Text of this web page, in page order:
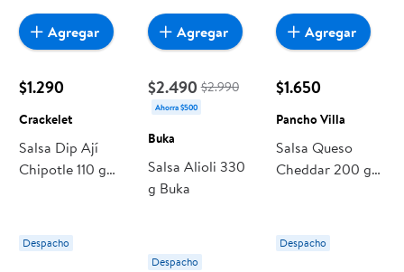
$1.290
Crackelet
Salsa Dip Ají
Chipotle 110 g
Despacho
Agregar
$2.490 $2.990
Ahorra $500
Buka
Salsa Alioli 330
g Buka
Despacho
Agregar
$1.650
Pancho Villa
Salsa Queso
Cheddar 200 g
Despacho
Agregar